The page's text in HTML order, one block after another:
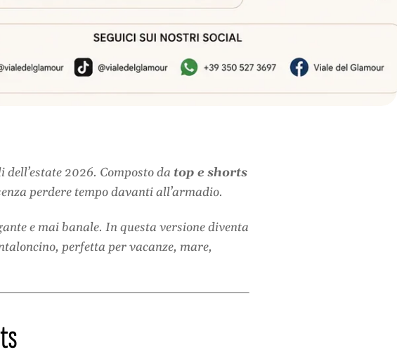
2026. Composto da top e shorts
perdere tempo davanti all’armadio.
e mai banale. In questa versione diventa
perfetta per vacanze, mare,